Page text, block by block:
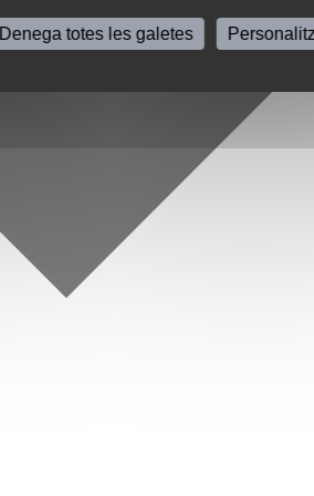
Denega totes les galetes